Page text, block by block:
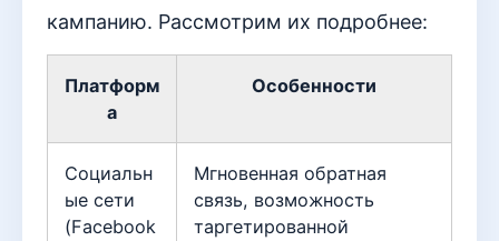
кампанию. Рассмотрим их подробнее:
Платформ
а
Особенности
Социальн
ые сети
(Facebook
Мгновенная обратная
связь, возможность
таргетированной